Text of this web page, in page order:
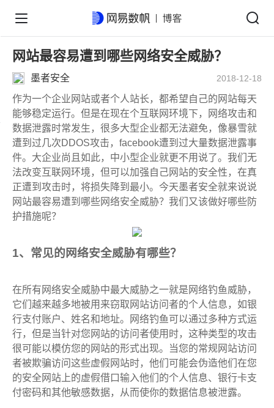
网站最容易遭到哪些网络安全威胁？
墨者安全 2018-12-18
作为一个企业网站或者个人站长，都希望自己的网站每天
能够稳定运行。但是在现在个互联网环境下，网络攻击和
数据泄露时常发生，很多大型企业都无法避免，像暴雪就
遭到过几次DDOS攻击，facebook遭到过大量数据泄露事
件。大企业尚且如此，中小型企业就更不用说了。我们无
法改变互联网环境，但可以加强自己网站的安全性，在真
正遭到攻击时，将损失降到最小。今天墨者安全就来说说
网站最容易遭到哪些网络安全威胁？我们又该做好哪些防
护措施呢？
1、常见的网络安全威胁有哪些？
在所有网络安全威胁中最大威胁之一就是网络钓鱼威胁，
它们越来越多地被用来窃取网站访问者的个人信息，如银
行支付账户、姓名和地址。网络钓鱼可以通过多种方式运
行，但是当针对您网站的访问者使用时，这种类型的攻击
很可能以模仿您的网站的形式出现。当您的常规网站访问
者被欺骗访问这些虚假网站时，他们可能会伪造他们在您
的安全网站上的虚假借口输入他们的个人信息、银行卡支
付密码和其他敏感数据，从而使你的数据信息被泄露。